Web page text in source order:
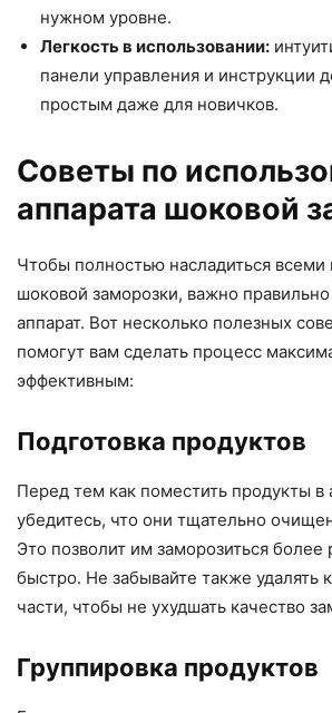
нужном уровне.
Легкость в использовании:
панели управления и инструкции
простым даже для новичков.
Советы по
аппарата шоковой
Чтобы полностью насладиться
шоковой заморозки, важно правильно
аппарат. Вот несколько полезных
помогут вам сделать процесс
эффективным:
Подготовка продуктов
Перед тем как поместить продукты в
убедитесь, что они тщательно
Это позволит им заморозиться более
быстро. Не забывайте также удалять
части, чтобы не ухудшать качество
Группировка продуктов